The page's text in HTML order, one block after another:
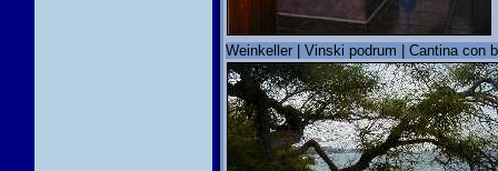
Weinkeller | Vinski podrum | Cantina con